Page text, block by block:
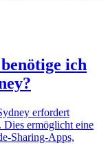
ich
erfordert
ermöglicht eine
Sharing-Apps,